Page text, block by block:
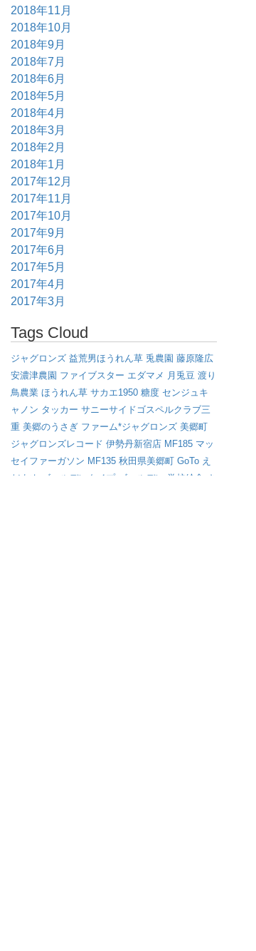
2018年11月
2018年10月
2018年9月
2018年7月
2018年6月
2018年5月
2018年4月
2018年3月
2018年2月
2018年1月
2017年12月
2017年11月
2017年10月
2017年9月
2017年6月
2017年5月
2017年4月
2017年3月
Tags Cloud
ジャグロンズ 益荒男ほうれん草 兎農園 藤原隆広
安濃津農園 ファイブスター エダマメ 月兎豆 渡り
鳥農業 ほうれん草 サカエ1950 糖度 センジュキ
ャノン タッカー サニーサイドゴスペルクラブ三
重 美郷のうさぎ ファーム*ジャグロンズ 美郷町
ジャグロンズレコード 伊勢丹新宿店 MF185 マッ
セイファーガソン MF135 秋田県美郷町 GoTo え
だまめ
ゴールデンタイプ ゴールデン 学校給食
さ